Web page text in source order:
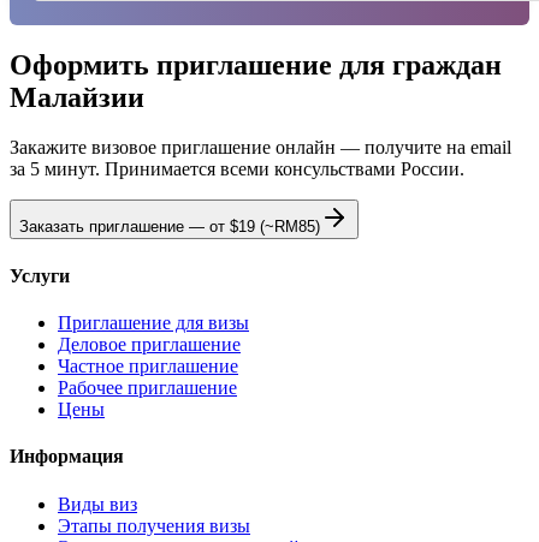
Оформить приглашение для граждан
Малайзии
Закажите визовое приглашение онлайн — получите на email
за 5 минут. Принимается всеми консульствами России.
Заказать приглашение — от $19 (~RM85)
Услуги
Приглашение для визы
Деловое приглашение
Частное приглашение
Рабочее приглашение
Цены
Информация
Виды виз
Этапы получения визы